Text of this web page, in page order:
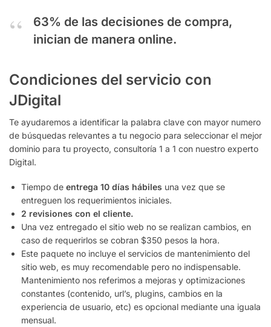
63% de las decisiones de compra,
inician de manera online.
Condiciones del servicio con
JDigital
Te ayudaremos a identificar la palabra clave con mayor numero
de búsquedas relevantes a tu negocio para seleccionar el mejor
dominio para tu proyecto, consultoría 1 a 1 con nuestro experto
Digital.
Tiempo de entrega 10 días hábiles una vez que se
entreguen los requerimientos iniciales.
2 revisiones con el cliente.
Una vez entregado el sitio web no se realizan cambios, en
caso de requerirlos se cobran $350 pesos la hora.
Este paquete no incluye el servicios de mantenimiento del
sitio web, es muy recomendable pero no indispensable.
Mantenimiento nos referimos a mejoras y optimizaciones
constantes (contenido, url’s, plugins, cambios en la
experiencia de usuario, etc) es opcional mediante una iguala
mensual.